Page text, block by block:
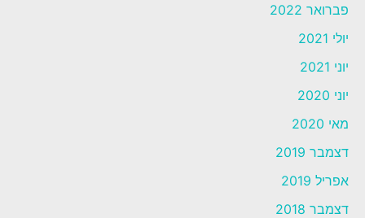
פברואר 2022
יולי 2021
יוני 2021
יוני 2020
מאי 2020
דצמבר 2019
אפריל 2019
דצמבר 2018